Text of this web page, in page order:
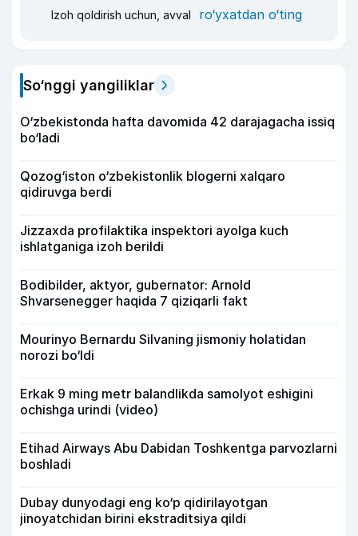
Izoh qoldirish uchun, avval ro‘yxatdan o‘ting
So‘nggi yangiliklar
O‘zbekistonda hafta davomida 42 darajagacha issiq
bo‘ladi
Qozog‘iston o‘zbekistonlik blogerni xalqaro
qidiruvga berdi
Jizzaxda profilaktika inspektori ayolga kuch
ishlatganiga izoh berildi
Bodibilder, aktyor, gubernator: Arnold
Shvarsenegger haqida 7 qiziqarli fakt
Mourinyo Bernardu Silvaning jismoniy holatidan
norozi bo‘ldi
Erkak 9 ming metr balandlikda samolyot eshigini
ochishga urindi (video)
Etihad Airways Abu Dabidan Toshkentga parvozlarni
boshladi
Dubay dunyodagi eng ko‘p qidirilayotgan
jinoyatchidan birini ekstraditsiya qildi